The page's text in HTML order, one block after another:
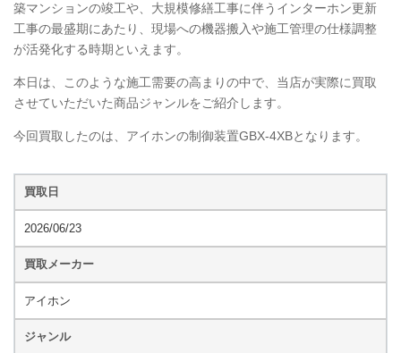
築マンションの竣工や、大規模修繕工事に伴うインターホン更新
工事の最盛期にあたり、現場への機器搬入や施工管理の仕様調整
が活発化する時期といえます。
本日は、このような施工需要の高まりの中で、当店が実際に買取
させていただいた商品ジャンルをご紹介します。
今回買取したのは、アイホンの制御装置GBX-4XBとなります。
買取日
2026/06/23
買取メーカー
アイホン
ジャンル